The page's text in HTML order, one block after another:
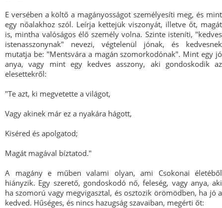
E versében a költő a magányosságot személyesíti meg, és mint
egy nőalakhoz szól. Leírja kettejük viszonyát, illetve őt, magát
is, mintha valóságos élő személy volna. Szinte isteníti, "kedves
istenasszonynak" nevezi, végtelenül jónak, és kedvesnek
mutatja be: "Mentsvára a magán szomorkodónak". Mint egy jó
anya, vagy mint egy kedves asszony, aki gondoskodik az
elesettekről:
"Te azt, ki megvetette a világot,
Vagy akinek már ez a nyakára hágott,
Kiséred és apolgatod;
Magát magával bíztatod."
A magány e műben valami olyan, ami Csokonai életéből
hiányzik. Egy szerető, gondoskodó nő, feleség, vagy anya, aki
ha szomorú vagy megvigasztal, és osztozik örömödben, ha jó a
kedved. Hűséges, és nincs hazugság szavaiban, megérti őt: